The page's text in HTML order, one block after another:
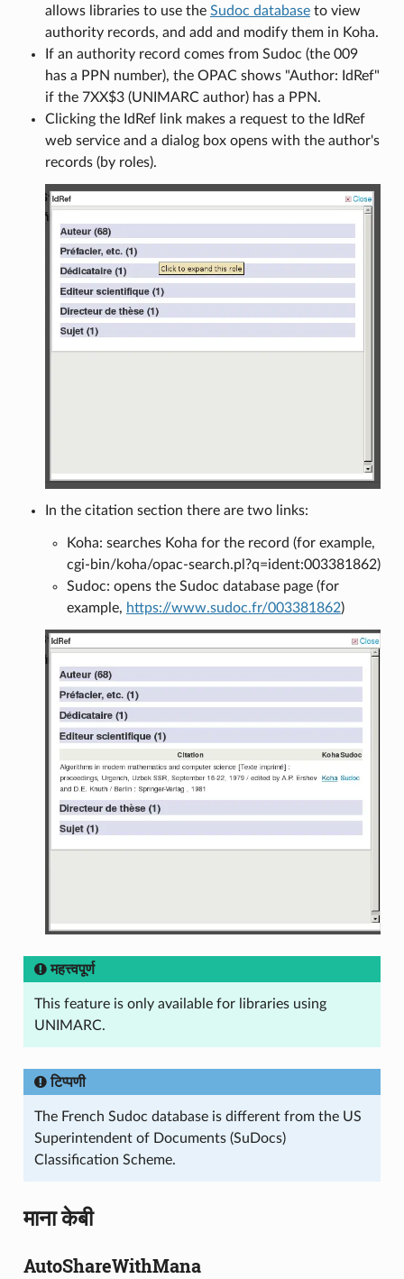
allows libraries to use the Sudoc databaseto view
authority records, and add and modify them in Koha.
If an authority record comes from Sudoc (the 009
has a PPN number), the OPAC shows "Author: IdRef"
if the 7XX$3 (UNIMARC author) has a PPN.
Clicking the IdRef link makes a request to the IdRef
web service and a dialog box opens with the author's
records (by roles).
In the citation section there are two links:
Koha: searches Koha for the record (for example,
cgi-bin/koha/opac-search.pl?q=ident:003381862)
Sudoc: opens the Sudoc database page (for
example, https://www.sudoc.fr/003381862)
महत्त्वपूर्ण
This feature is only available for libraries using
UNIMARC.
टिप्पणी
The French Sudoc database is different from the US
Superintendent of Documents (SuDocs)
Classification Scheme.
माना केबी
AutoShareWithMana